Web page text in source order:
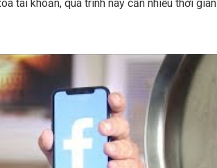
tài khoản, quá trình này cần nhiều thời gian